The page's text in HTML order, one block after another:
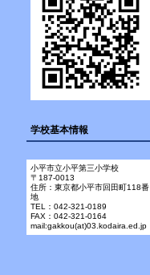
学校基本情報
小平市立小平第三小学校
〒187-0013
住所：東京都小平市回田町118番
地
TEL：042-321-0189
FAX：042-321-0164
mail:gakkou(at)03.kodaira.ed.jp